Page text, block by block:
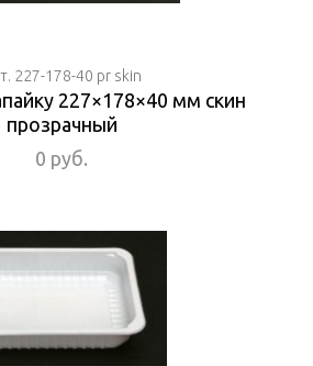
227-178-40 pr skin
227×178×40 мм скин
прозрачный
0 руб.